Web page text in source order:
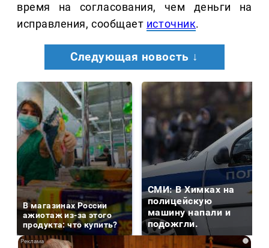
время на согласования, чем деньги на
исправления, сообщает источник.
Следующая новость ↓
В магазинах России
ажиотаж из-за этого
продукта: что купить?
СМИ: В Химках на
полицейскую
машину напали и
подожгли.
i